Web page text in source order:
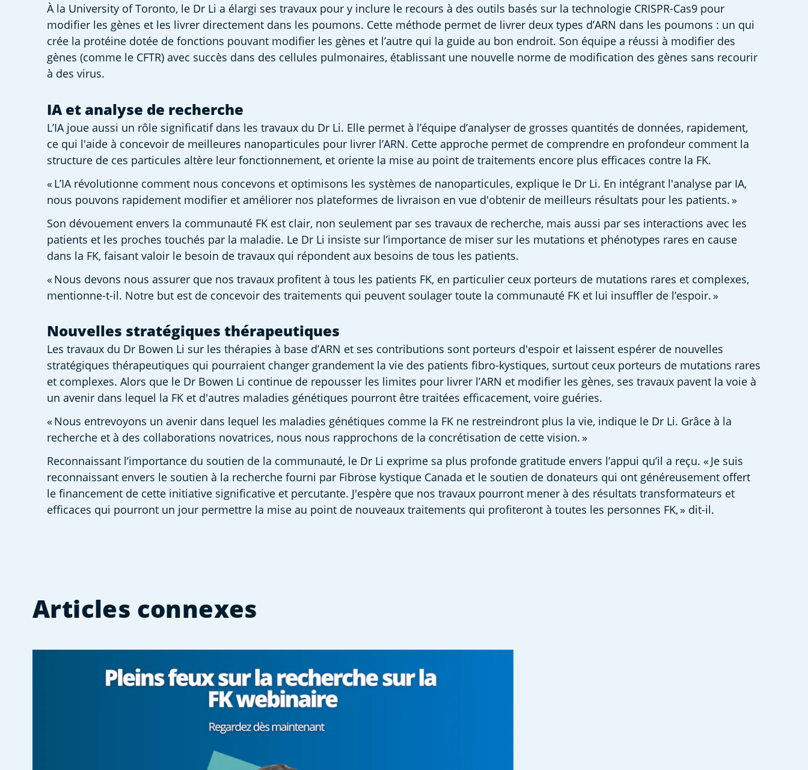
À la University of Toronto, le Dr Li a élargi ses travaux pour y inclure le recours à des outils basés sur la technologie CRISPR-Cas9 pour
modifier les gènes et les livrer directement dans les poumons. Cette méthode permet de livrer deux types d’ARN dans les poumons : un qui
crée la protéine dotée de fonctions pouvant modifier les gènes et l’autre qui la guide au bon endroit. Son équipe a réussi à modifier des
gènes (comme le CFTR) avec succès dans des cellules pulmonaires, établissant une nouvelle norme de modification des gènes sans recourir
à des virus.
IA et analyse de recherche
L’IA joue aussi un rôle significatif dans les travaux du Dr Li. Elle permet à l’équipe d’analyser de grosses quantités de données, rapidement,
ce qui l'aide à concevoir de meilleures nanoparticules pour livrer l’ARN. Cette approche permet de comprendre en profondeur comment la
structure de ces particules altère leur fonctionnement, et oriente la mise au point de traitements encore plus efficaces contre la FK.
« L’IA révolutionne comment nous concevons et optimisons les systèmes de nanoparticules, explique le Dr Li. En intégrant l'analyse par IA,
nous pouvons rapidement modifier et améliorer nos plateformes de livraison en vue d'obtenir de meilleurs résultats pour les patients. »
Son dévouement envers la communauté FK est clair, non seulement par ses travaux de recherche, mais aussi par ses interactions avec les
patients et les proches touchés par la maladie. Le Dr Li insiste sur l’importance de miser sur les mutations et phénotypes rares en cause
dans la FK, faisant valoir le besoin de travaux qui répondent aux besoins de tous les patients.
« Nous devons nous assurer que nos travaux profitent à tous les patients FK, en particulier ceux porteurs de mutations rares et complexes,
mentionne-t-il. Notre but est de concevoir des traitements qui peuvent soulager toute la communauté FK et lui insuffler de l’espoir. »
Nouvelles stratégiques thérapeutiques
Les travaux du Dr Bowen Li sur les thérapies à base d’ARN et ses contributions sont porteurs d'espoir et laissent espérer de nouvelles
stratégiques thérapeutiques qui pourraient changer grandement la vie des patients fibro-kystiques, surtout ceux porteurs de mutations rares
et complexes. Alors que le Dr Bowen Li continue de repousser les limites pour livrer l’ARN et modifier les gènes, ses travaux pavent la voie à
un avenir dans lequel la FK et d'autres maladies génétiques pourront être traitées efficacement, voire guéries.
« Nous entrevoyons un avenir dans lequel les maladies génétiques comme la FK ne restreindront plus la vie, indique le Dr Li. Grâce à la
recherche et à des collaborations novatrices, nous nous rapprochons de la concrétisation de cette vision. »
Reconnaissant l’importance du soutien de la communauté, le Dr Li exprime sa plus profonde gratitude envers l’appui qu’il a reçu. « Je suis
reconnaissant envers le soutien à la recherche fourni par Fibrose kystique Canada et le soutien de donateurs qui ont généreusement offert
le financement de cette initiative significative et percutante. J'espère que nos travaux pourront mener à des résultats transformateurs et
efficaces qui pourront un jour permettre la mise au point de nouveaux traitements qui profiteront à toutes les personnes FK, » dit-il.
Articles connexes